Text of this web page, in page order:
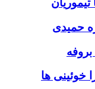
تیموریان
حمیدی
بروفه
خوئینی ها